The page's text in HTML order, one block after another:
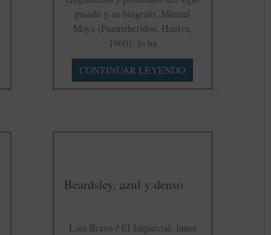
pasado y su biógrafo, Manuel
Moya (Fuenteheridos, Huelva,
1960), lo ha
Su
biógrafo
CONTINUAR LEYENDO
Beardsley, azul y denso
Luis Bravo / El Imparcial, lunes